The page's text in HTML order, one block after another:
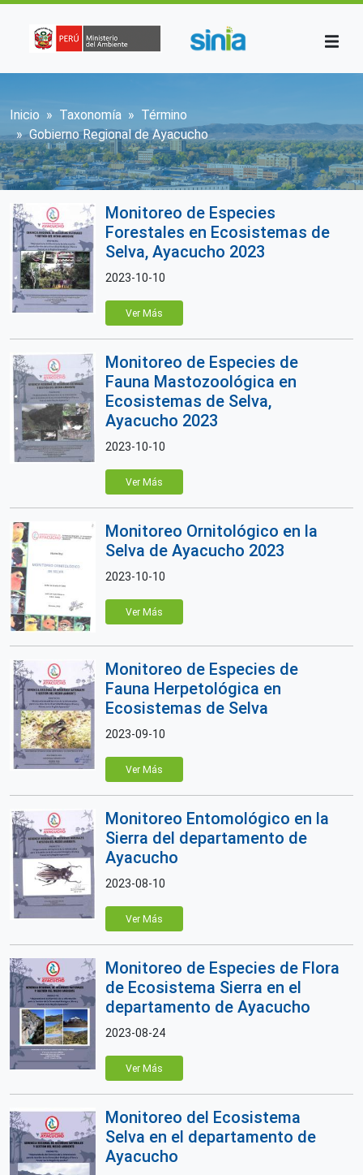
Sobrescribir enlaces de ayuda a la
Inicio Taxonomía
Término
Gobierno Regional de Ayacucho
Monitoreo de Especies
Forestales en Ecosistemas de
Selva, Ayacucho 2023
2023-10-10
Ver Más
Monitoreo de Especies de
Fauna Mastozoológica en
Ecosistemas de Selva,
Ayacucho 2023
2023-10-10
Ver Más
Monitoreo Ornitológico en la
Selva de Ayacucho 2023
2023-10-10
Ver Más
Monitoreo de Especies de
Fauna Herpetológica en
Ecosistemas de Selva
2023-09-10
Ver Más
Monitoreo Entomológico en la
Sierra del departamento de
Ayacucho
2023-08-10
Ver Más
Monitoreo de Especies de Flora
de Ecosistema Sierra en el
departamento de Ayacucho
2023-08-24
Ver Más
Monitoreo del Ecosistema
Selva en el departamento de
Ayacucho